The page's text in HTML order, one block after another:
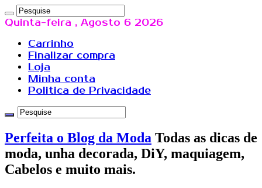
Quinta-feira , Agosto 6 2026
Carrinho
Finalizar compra
Loja
Minha conta
Politica de Privacidade
Perfeita o Blog da Moda Todas as dicas de
moda, unha decorada, DiY, maquiagem,
Cabelos e muito mais.